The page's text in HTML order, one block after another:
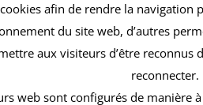
afin de rendre la navigation
du site web, d’autres
aux visiteurs d’être reconnus
reconnecter.
web sont configurés de manière